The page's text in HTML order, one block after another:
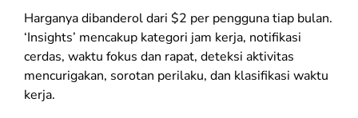
Harganya dibanderol dari $2 per pengguna tiap bulan.
‘Insights’ mencakup kategori jam kerja, notifikasi
cerdas, waktu fokus dan rapat, deteksi aktivitas
mencurigakan, sorotan perilaku, dan klasifikasi waktu
kerja.